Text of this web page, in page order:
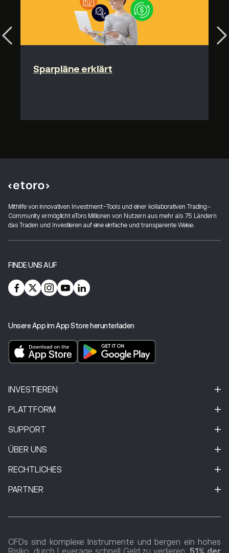
Previous
Sparpläne erklärt
Mithilfe von innovativen Investment-Tools und einer kollaborativen Trading-
Community ermöglicht eToro Millionen von Nutzern aus mehr als 75 Ländern
das Traden und Investieren auf eine einfache und transparente Weise.
FINDE UNS AUF
Unsere App im App Store herunterladen
INVESTIEREN
PLATTFORM
SUPPORT
ÜBER UNS
RECHTLICHES
PARTNER
CFDs sind komplexe Instrumente und bergen ein hohes